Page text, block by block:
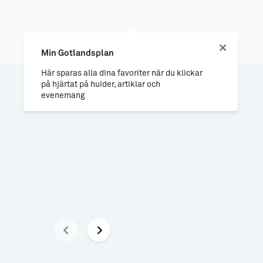
Min Gotlandsplan
Här sparas alla dina favoriter när du klickar
på hjärtat på huider, artiklar och
evenemang